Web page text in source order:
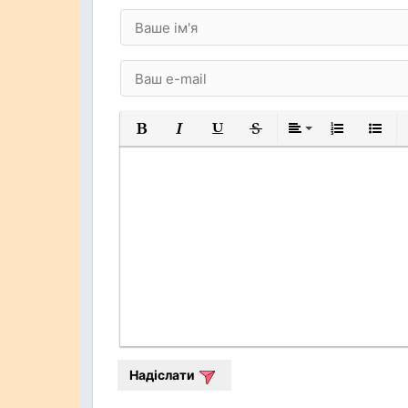
ЖирнийКурсивПідкреслений
ЗакресленийВирівнювання
Надіслати